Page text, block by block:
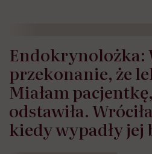
Endokrynolożka:
przekonanie, że
Miałam
odstawiła.
kiedy wypadły jej